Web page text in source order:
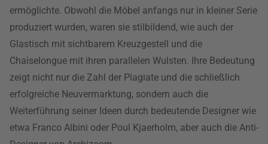
ermöglichte. Obwohl die Möbel anfangs nur in kleiner Serie
produziert wurden, waren sie stilbildend, wie auch der
Glastisch mit sichtbarem Kreuzgestell und die
Chaiselongue mit ihren parallelen Wulsten. Ihre Bedeutung
zeigt nicht nur die Zahl der Plagiate und die schließlich
erfolgreiche Neuvermarktung, sondern auch die
Weiterführung seiner Ideen durch bedeutende Designer wie
etwa Franco Albini oder Poul Kjaerholm, aber auch die Anti-